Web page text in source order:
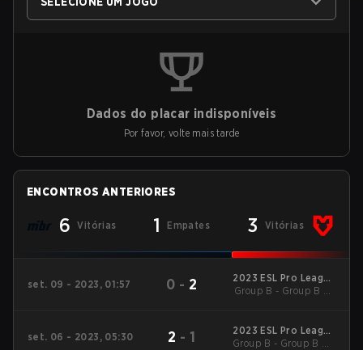
Dados do placar indisponíveis
Por favor, volte mais tarde
ENCONTROS ANTERIORES
6 Vitórias 1 Empates 3 Vitórias
set. 09 - 2023, 01:57 0 - 2
2023 ESL Pro League
Season 18
Group B - Group B LB
set. 06 - 2023, 05:30 2 - 1
2023 ESL Pro League
Season 18
Group B - Group B UB